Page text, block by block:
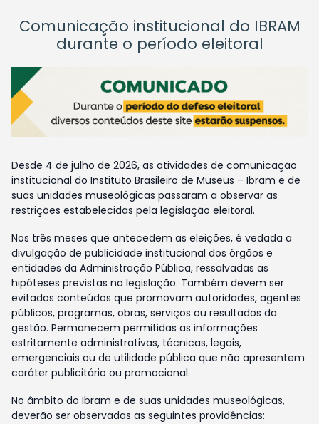
Comunicação institucional do IBRAM
durante o período eleitoral
Desde 4 de julho de 2026, as atividades de comunicação
institucional do Instituto Brasileiro de Museus – Ibram e de
suas unidades museológicas passaram a observar as
restrições estabelecidas pela legislação eleitoral.
Nos três meses que antecedem as eleições, é vedada a
divulgação de publicidade institucional dos órgãos e
entidades da Administração Pública, ressalvadas as
hipóteses previstas na legislação. Também devem ser
evitados conteúdos que promovam autoridades, agentes
públicos, programas, obras, serviços ou resultados da
gestão. Permanecem permitidas as informações
estritamente administrativas, técnicas, legais,
emergenciais ou de utilidade pública que não apresentem
caráter publicitário ou promocional.
No âmbito do Ibram e de suas unidades museológicas,
deverão ser observadas as seguintes providências: